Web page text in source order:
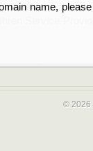
name,
sind und
Service-
© 2026